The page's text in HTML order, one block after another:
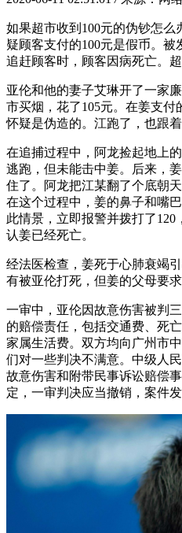
如果超市收到100元的伪钞怎
疑顾客支付的100元是假币。
追赶顾客时，顾客因病死亡。
亚伦和他的妻子艾琳开了一家
市买烟，花了105元。在姜支付
怀疑是伪造的。江跑了，也跟着
在追捕过程中，阿龙捡起地上
逃跑，但未能击中姜。后来，
住了。阿龙把江某翻了个底朝
在这个过程中，姜的鼻子和嘴
此情景，立即报警并拨打了120
认姜已经死亡。
经法医检查，姜死于心肺衰竭
有被亚伦打死，但姜的父母要求
一审中，亚伦因故意伤害被判
的赔偿责任，包括交通费、死
家属生活费。双方均向广州市
们对一些判决不满意。中级人
故意伤害和附带民事诉讼赔偿
定，一审判决应当撤销，案件发